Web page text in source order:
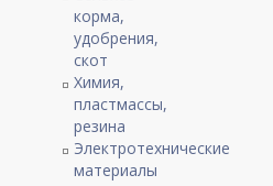
корма,
удобрения,
скот
Химия,
пластмассы,
резина
Электротехнические
материалы